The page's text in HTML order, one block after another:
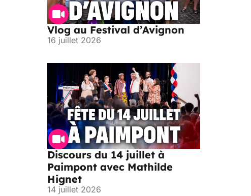
Vlog au Festival d’Avignon
16 juillet 2026
Discours du 14 juillet à
Paimpont avec Mathilde
Hignet
14 juillet 2026